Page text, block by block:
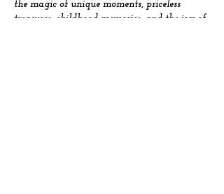
the magic of unique moments, priceless
treasures, childhood memories, and the joy of